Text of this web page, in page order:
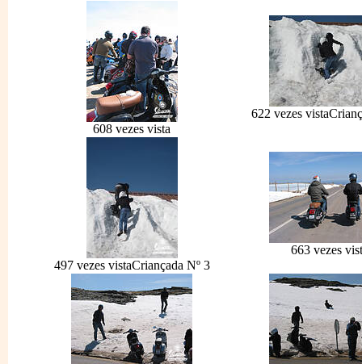
608 vezes vista
622 vezes vista
497 vezes vistaCriançada Nº 3
663 vezes